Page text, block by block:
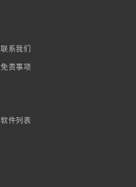
联系我们
免责事项
软件列表